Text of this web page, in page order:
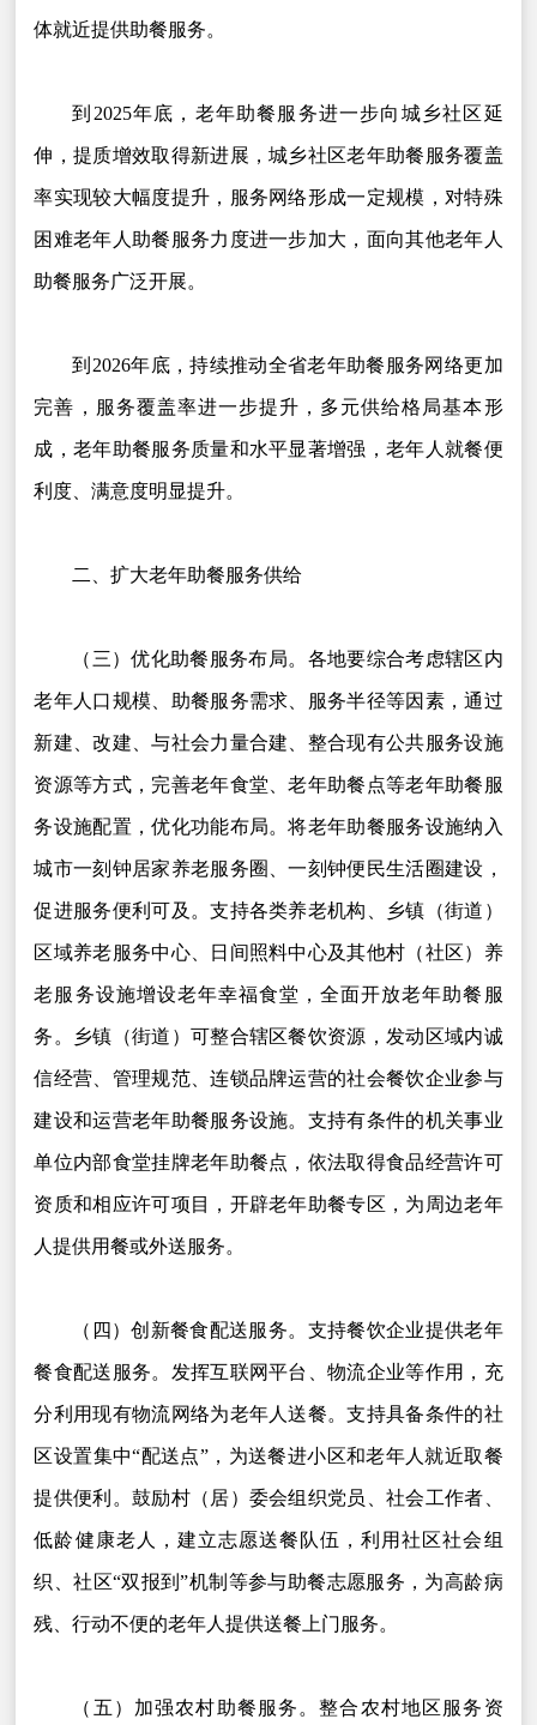
体就近提供助餐服务。
到2025年底，老年助餐服务进一步向城乡社区延
伸，提质增效取得新进展，城乡社区老年助餐服务覆盖
率实现较大幅度提升，服务网络形成一定规模，对特殊
困难老年人助餐服务力度进一步加大，面向其他老年人
助餐服务广泛开展。
到2026年底，持续推动全省老年助餐服务网络更加
完善，服务覆盖率进一步提升，多元供给格局基本形
成，老年助餐服务质量和水平显著增强，老年人就餐便
利度、满意度明显提升。
二、扩大老年助餐服务供给
（三）优化助餐服务布局。各地要综合考虑辖区内
老年人口规模、助餐服务需求、服务半径等因素，通过
新建、改建、与社会力量合建、整合现有公共服务设施
资源等方式，完善老年食堂、老年助餐点等老年助餐服
务设施配置，优化功能布局。将老年助餐服务设施纳入
城市一刻钟居家养老服务圈、一刻钟便民生活圈建设，
促进服务便利可及。支持各类养老机构、乡镇（街道）
区域养老服务中心、日间照料中心及其他村（社区）养
老服务设施增设老年幸福食堂，全面开放老年助餐服
务。乡镇（街道）可整合辖区餐饮资源，发动区域内诚
信经营、管理规范、连锁品牌运营的社会餐饮企业参与
建设和运营老年助餐服务设施。支持有条件的机关事业
单位内部食堂挂牌老年助餐点，依法取得食品经营许可
资质和相应许可项目，开辟老年助餐专区，为周边老年
人提供用餐或外送服务。
（四）创新餐食配送服务。支持餐饮企业提供老年
餐食配送服务。发挥互联网平台、物流企业等作用，充
分利用现有物流网络为老年人送餐。支持具备条件的社
区设置集中“配送点”，为送餐进小区和老年人就近取餐
提供便利。鼓励村（居）委会组织党员、社会工作者、
低龄健康老人，建立志愿送餐队伍，利用社区社会组
织、社区“双报到”机制等参与助餐志愿服务，为高龄病
残、行动不便的老年人提供送餐上门服务。
（五）加强农村助餐服务。整合农村地区服务资